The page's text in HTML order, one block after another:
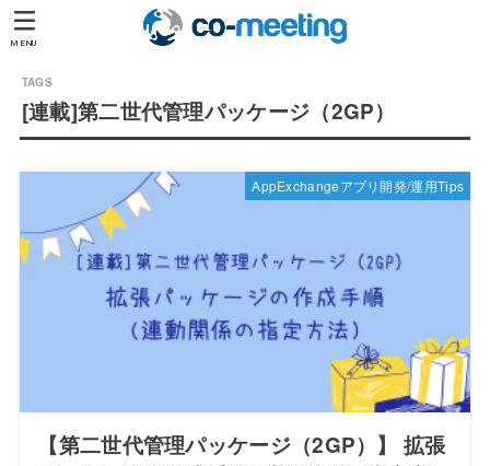
MENU
[連載]第二世代管理パッケージ（2GP）
AppExchangeアプリ開発/運用Tips
【第二世代管理パッケージ（2GP）】 拡張